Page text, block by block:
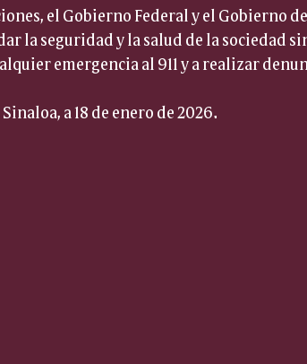
el Gobierno Federal y el Gobierno
la seguridad y la salud de la sociedad
emergencia al 911 y a realizar
a 18 de enero de 2026.